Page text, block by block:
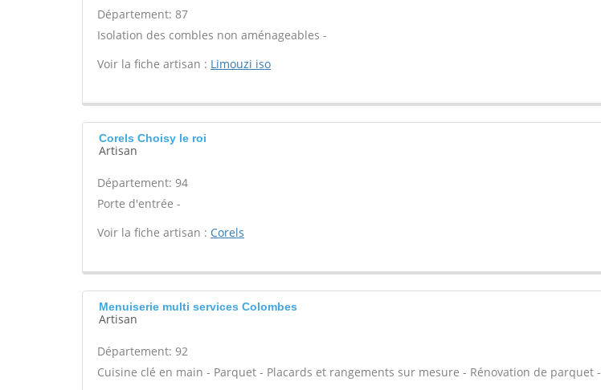
Département: 87
Isolation des combles non aménageables -
Voir la fiche artisan : Limouzi iso
Corels Choisy le roi
Artisan
Département: 94
Porte d'entrée -
Voir la fiche artisan : Corels
Menuiserie multi services Colombes
Artisan
Département: 92
Cuisine clé en main - Parquet - Placards et rangements sur mesure - Rénovation de parquet -